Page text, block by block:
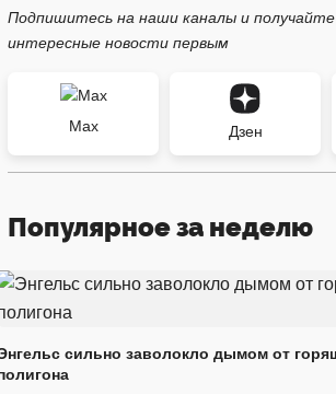
Подпишитесь на наши каналы и
интересные новости первым
Max Дзен
Популярное за неделю
сильно заволокло дымом от